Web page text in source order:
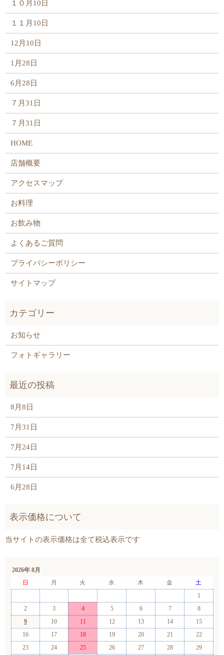
１０月10日
１１月10日
12月10日
1月28日
6月28日
７月31日
７月31日
HOME
店舗概要
アクセスマップ
お料理
お飲み物
よくあるご質問
プライバシーポリシー
サイトマップ
お知らせ
フォトギャラリー
8月8日
7月31日
7月24日
7月14日
6月28日
2026年 8月
日
月 火 水 木 金
土
1
2
3 4 5 6 7
8
9
10 11 12 13 14
15
16
17 18 19 20 21
22
23
24 25 26 27 28 29